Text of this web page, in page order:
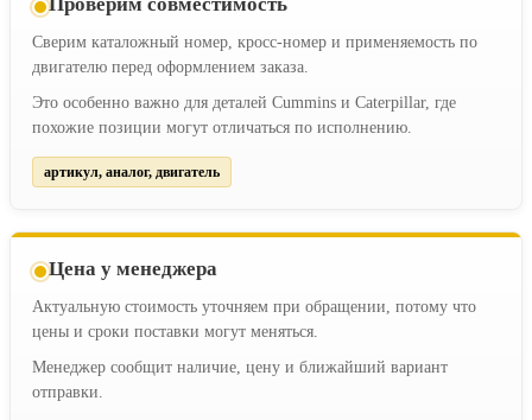
Проверим совместимость
Сверим каталожный номер, кросс-номер и применяемость по
двигателю перед оформлением заказа.
Это особенно важно для деталей Cummins и Caterpillar, где
похожие позиции могут отличаться по исполнению.
артикул, аналог, двигатель
Цена у менеджера
Актуальную стоимость уточняем при обращении, потому что
цены и сроки поставки могут меняться.
Менеджер сообщит наличие, цену и ближайший вариант
отправки.